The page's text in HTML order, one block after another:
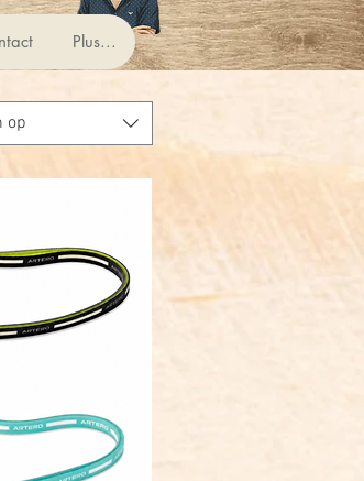
Plus...
op